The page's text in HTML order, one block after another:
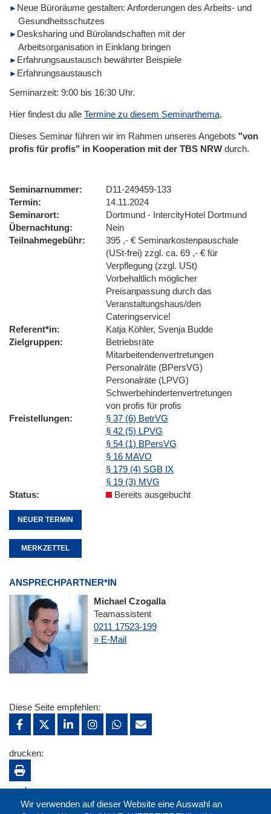
Neue Büroräume gestalten: Anforderungen des Arbeits- und
Gesundheitsschutzes
Desksharing und Bürolandschaften mit der
Arbeitsorganisation in Einklang bringen
Erfahrungsaustausch bewährter Beispiele
Erfahrungsaustausch
Seminarzeit: 9:00 bis 16:30 Uhr.
Hier findest du alle Termine zu diesem Seminarthema.
Dieses Seminar führen wir im Rahmen unseres Angebots "von
profis für profis" in Kooperation mit der TBS NRW durch.
Seminarnummer
D11-249459-133
Termin
14.11.2024
Seminarort
Dortmund - IntercityHotel Dortmund
Übernachtung
Nein
Teilnahmegebühr
395 ,- € Seminarkostenpauschale
(USt-frei) zzgl. ca. 69 ,- € für
Verpflegung (zzgl. USt)
Vorbehaltlich möglicher
Preisanpassung durch das
Veranstaltungshaus/den
Cateringservice!
Referent*in
Katja Köhler, Svenja Budde
Zielgruppen
Betriebsräte
Mitarbeitendenvertretungen
Personalräte (BPersVG)
Personalräte (LPVG)
Schwerbehindertenvertretungen
von profis für profis
Freistellungen
§ 37 (6) BetrVG
§ 42 (5) LPVG
§ 54 (1) BPersVG
§ 16 MAVO
§ 179 (4) SGB IX
§ 19 (3) MVG
Status
Bereits ausgebucht
NEUER TERMIN
MERKZETTEL
ANSPRECHPARTNER*IN
Michael Czogalla
Teamassistent
0211 17523-199
» E-Mail
Wir verwenden auf dieser Website eine Auswahl an
Diese Seite empfehlen:
drucken:
merken: